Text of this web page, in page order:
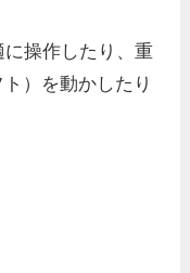
操作したり、重
）を動かしたり